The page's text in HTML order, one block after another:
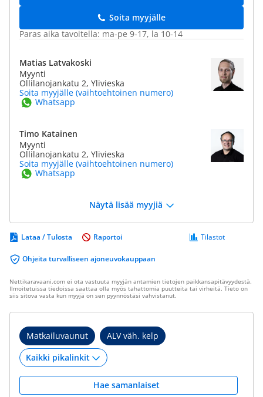
Soita myyjälle
Paras aika tavoitella: ma-pe 9-17, la 10-14
Matias Latvakoski
Myynti
Ollilanojankatu 2, Ylivieska
Soita myyjälle (vaihtoehtoinen numero)
Whatsapp
Timo Katainen
Myynti
Ollilanojankatu 2, Ylivieska
Soita myyjälle (vaihtoehtoinen numero)
Whatsapp
Näytä lisää myyjiä
Lataa / Tulosta
Ohjeita turvalliseen ajoneuvokauppaan
Tilastot
Raportoi
Nettikaravaani.com ei ota vastuuta myyjän antamien tietojen paikkansapitävyydestä.
Ilmoitetuissa tiedoissa saattaa olla myös tahattomia puutteita tai virheitä. Tieto on
siis sitova vasta kun myyjä on sen pyynnöstäsi vahvistanut.
Matkailuvaunut ALV väh. kelp
Hae samanlaiset